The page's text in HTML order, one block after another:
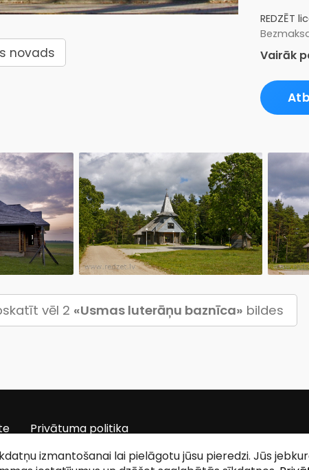
novads
REDZĒT
Vairāk
vēl 2 «Usmas luterāņu baznīca» bildes
Privātuma politika
izmantošanai lai pielāgotu jūsu pieredzi. Jūs